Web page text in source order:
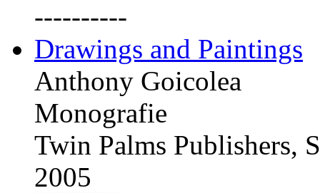
----------
Drawings and Paintings
Anthony Goicolea
Monografie
Twin Palms Publishers,
2005